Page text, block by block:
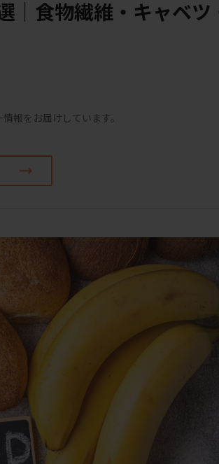
｜食物繊維・キャベツ
報をお届けしています。